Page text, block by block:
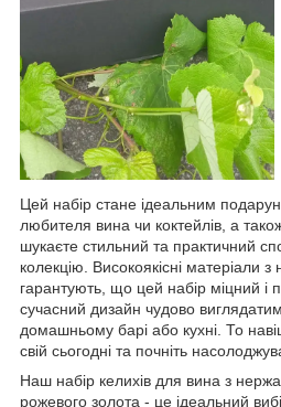
Цей набір стане ідеальним
любителя вина чи коктейлів, а
шукаєте стильний та практичний
колекцію. Високоякісні матеріали з
гарантують, що цей набір міцний і
сучасний дизайн чудово
домашньому барі або кухні. То
свій сьогодні та почніть
Наш набір келихів для вина з
рожевого золота - це ідеальний